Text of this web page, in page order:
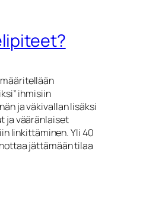
ihmisiin
ja väkivallan lisäksi
ja vääränlaiset
linkittäminen. Yli 40
jättämään tilaa